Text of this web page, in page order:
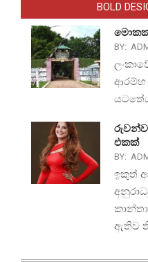
BOLD
BY:
ආරම්භ
එකක්
BY:
ඉකුත්
ඇතිව